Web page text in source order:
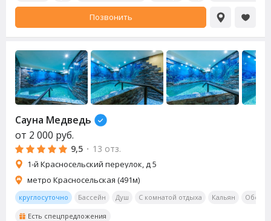
Позвонить
Сауна Медведь
от 2 000 руб.
9,5 · 13 отз.
1-й Красносельский переулок, д 5
метро Красносельская (491м)
круглосуточно Бассейн Душ С комнатой отдыха Кальян
Есть спецпредложения